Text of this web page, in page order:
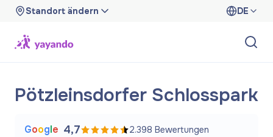
Standort ändern DE
Pötzleinsdorfer Schlosspark
Google 4,7 2.398 Bewertungen